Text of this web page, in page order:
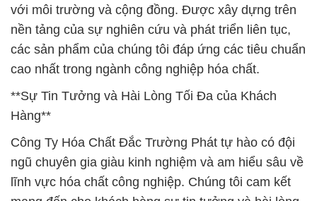
với môi trường và cộng đồng. Được xây dựng trên
nền tảng của sự nghiên cứu và phát triển liên tục,
các sản phẩm của chúng tôi đáp ứng các tiêu chuẩn
cao nhất trong ngành công nghiệp hóa chất.
**Sự Tin Tưởng và Hài Lòng Tối Đa của Khách
Hàng**
Công Ty Hóa Chất Đắc Trường Phát tự hào có đội
ngũ chuyên gia giàu kinh nghiệm và am hiểu sâu về
lĩnh vực hóa chất công nghiệp. Chúng tôi cam kết